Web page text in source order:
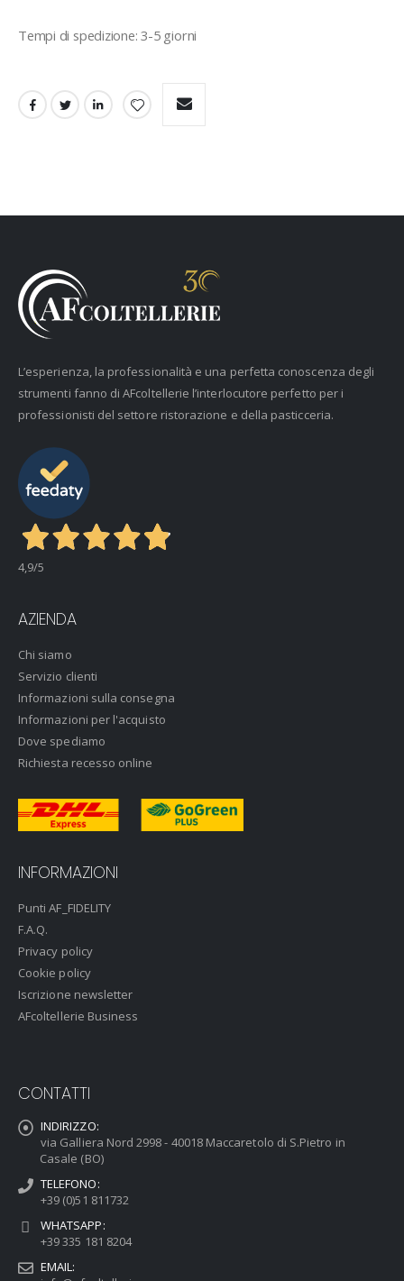
L’esperienza, la professionalità e una perfetta conoscenza degli
strumenti fanno di AFcoltellerie l’interlocutore perfetto per i
professionisti del settore ristorazione e della pasticceria.
4,9/5
AZIENDA
Chi siamo
Servizio clienti
Informazioni sulla consegna
Informazioni per l'acquisto
Dove spediamo
Richiesta recesso online
INFORMAZIONI
Punti AF_FIDELITY
F.A.Q.
Privacy policy
Cookie policy
Iscrizione newsletter
AFcoltellerie Business
CONTATTI
INDIRIZZO:
via Galliera Nord 2998 - 40018 Maccaretolo di S.Pietro in
Casale (BO)
TELEFONO:
+39 (0)51 811732
WHATSAPP:
+39 335 181 8204
EMAIL: